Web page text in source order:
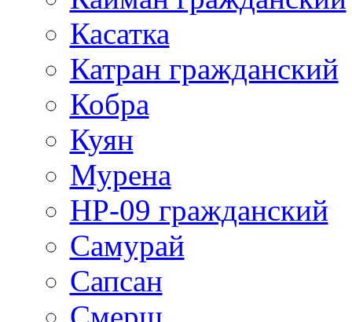
Касатка
Катран гражданский
Кобра
Куян
Мурена
НР-09 гражданский
Самурай
Сапсан